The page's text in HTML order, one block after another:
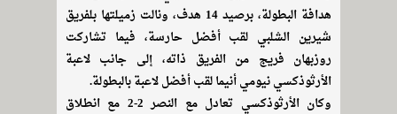
هدافة البطولة، برصيد 14 هدف، ونالت زميلتها بلفريق
شيرين الشلبي لقب أفضل حارسة، فيما تشاركت
روزبهان فريج من الفريق ذاته، إلى جانب لاعبة
الأرثوذكسي نيومي أنيما لقب أفضل لاعبة بالبطولة.
وكان الأرثوذكسي تعادل مع النصر 2-2 مع انطلاق